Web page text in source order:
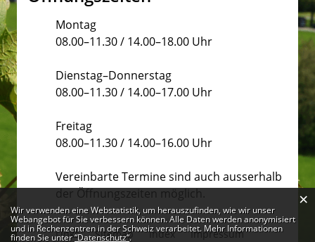
Montag
08.00–11.30 / 14.00–18.00 Uhr
Dienstag–Donnerstag
08.00–11.30 / 14.00–17.00 Uhr
Freitag
08.00–11.30 / 14.00–16.00 Uhr
Vereinbarte Termine sind auch ausserhalb
der Öffnungszeiten möglich.
Links Sitemap Index Impressum
Webstatistik
Wir verwenden eine Webstatistik, um herauszufinden, wie wir unser
Webangebot für Sie verbessern können. Alle Daten werden anonymisiert
und in Rechenzentren in der Schweiz verarbeitet. Mehr Informationen
finden Sie unter“Datenschutz“.
×